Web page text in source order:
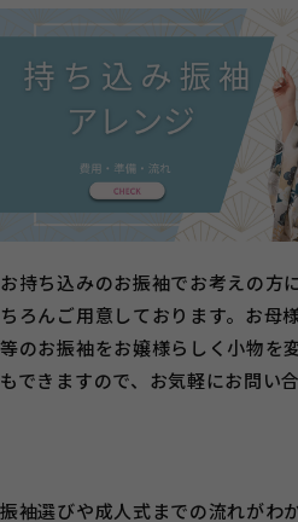
お持ち込みのお振袖でお考えの方
ちろんご用意しております。お母
等のお振袖をお嬢様らしく小物を
もできますので、お気軽にお問い
振袖選びや成人式までの流れがわ